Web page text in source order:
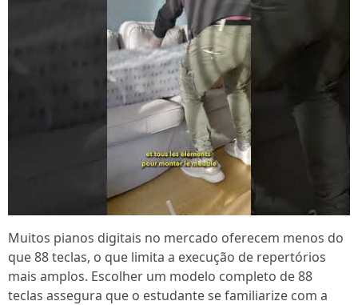
Muitos pianos digitais no mercado oferecem menos do
que 88 teclas, o que limita a execução de repertórios
mais amplos. Escolher um modelo completo de 88
teclas assegura que o estudante se familiarize com a